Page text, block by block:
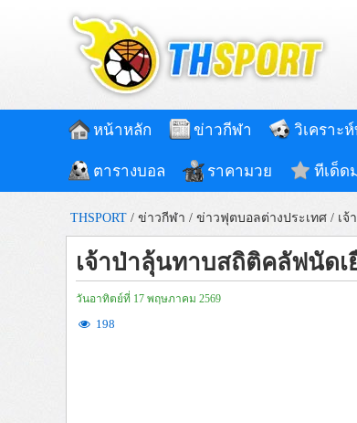
หน้าหลัก ข่าวกีฬา วิเคราะ
ตารางบอล ราคามวย ทีเด็ด
THSPORT / ข่าวกีฬา / ข่าวฟุตบอลต่างประเทศ / เจ้
เจ้าป่าลุ้นทาบสถิติคลัฟนัด
วันอาทิตย์ที่ 17 พฤษภาคม 2569
198